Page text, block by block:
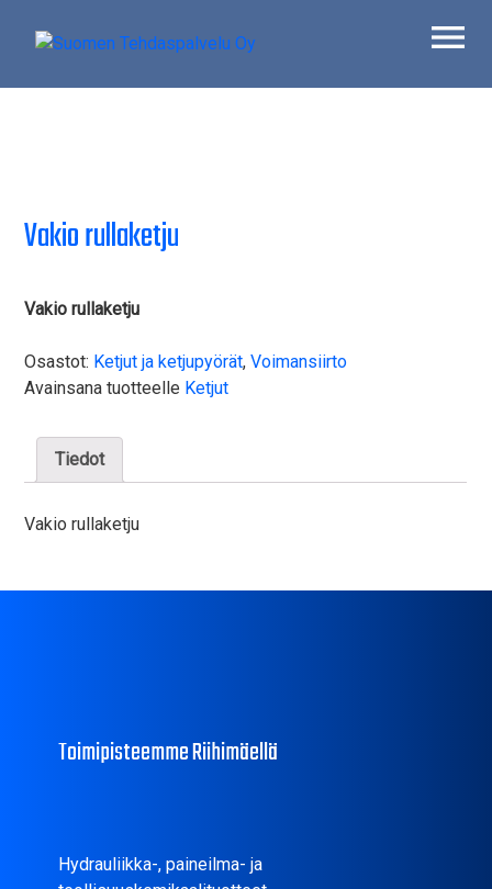
Vakio rullaketju
Vakio rullaketju
Osastot: Ketjut ja ketjupyörät,Voimansiirto
Avainsana tuotteelle Ketjut
Tiedot
Vakio rullaketju
Toimipisteemme Riihimäellä
Hydrauliikka-, paineilma- ja